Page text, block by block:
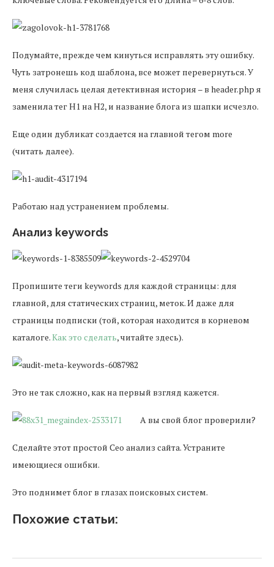
Подумайте, прежде чем кинуться исправлять эту ошибку.
Чуть затронешь код шаблона, все может перевернуться. У
меня случилась целая детективная история – в header.php я
заменила тег H1 на H2, и название блога из шапки исчезло.
Еще один дубликат создается на главной тегом more
(читать далее).
Работаю над устранением проблемы.
Анализ keywords
Пропишите теги keywords для каждой страницы: для
главной, для статических страниц, меток. И даже для
страницы подписки (той, которая находится в корневом
каталоге.Как это сделать, читайте здесь).
Это не так сложно, как на первый взгляд кажется.
А вы свой блог проверили?
Сделайте этот простой Сео анализ сайта. Устраните
имеющиеся ошибки.
Это поднимет блог в глазах поисковых систем.
Похожие статьи: